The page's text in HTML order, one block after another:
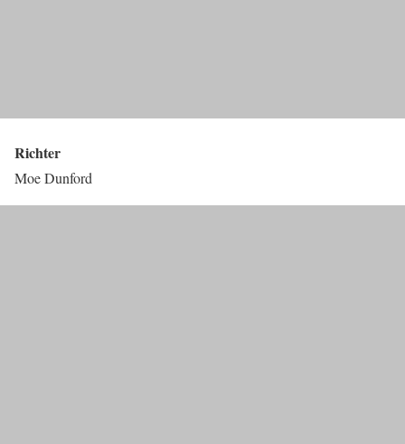
Richter
Moe Dunford